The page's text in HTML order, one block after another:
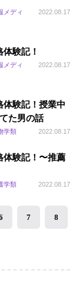
メディ
2022.08.17
験記！
メディ
2022.08.17
体験記！授業中
た男の話
学類 2022.08.17
体験記！〜推薦
学類 2022.08.17
7 8